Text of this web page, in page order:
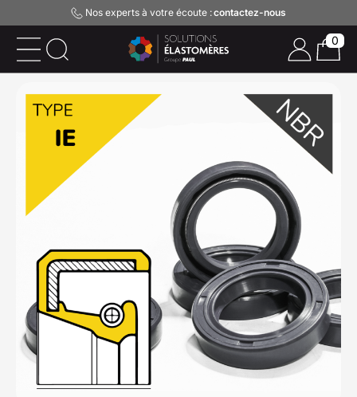
Nos experts à votre écoute :contactez-nous
0